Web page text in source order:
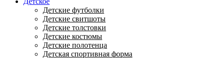
Детские футболки
Детские свитшоты
Детские толстовки
Детские костюмы
Детские полотенца
Детская спортивная форма